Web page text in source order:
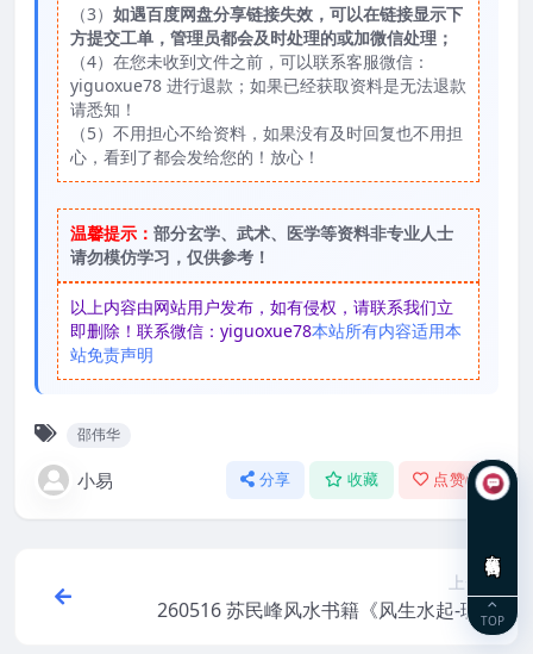
（3） 如遇百度网盘分享链接失效，可以在链接显示下
方提交工单，管理员都会及时处理的或加微信处理；
（4）在您未收到文件之前，可以联系客服微信：
yiguoxue78 进行退款；如果已经获取资料是无法退款
请悉知！
（5）不用担心不给资料，如果没有及时回复也不用担
心，看到了都会发给您的！放心！
温馨提示： 部分玄学、武术、医学等资料非专业人士
请勿模仿学习，仅供参考！
以上内容由网站用户发布，如有侵权，请联系我们立
即删除！联系微信：yiguoxue78本站所有内容适用本
站免责声明
邵伟华
小易 分享 收藏 点赞( 0)
上一篇
260516 苏民峰风水书籍《风生水起-理气
篇》243页Y
TOP